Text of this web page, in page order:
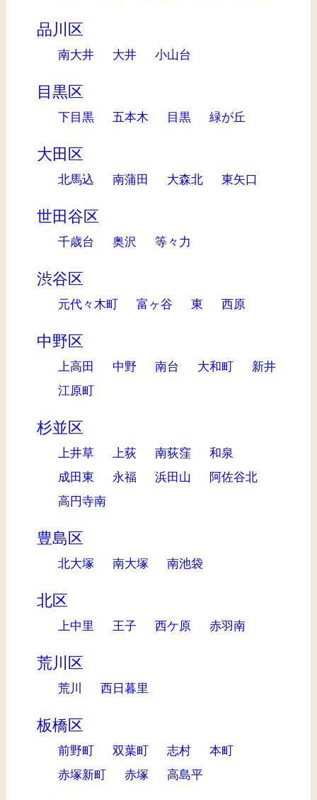
品川区
南大井 大井 小山台
目黒区
下目黒 五本木 目黒 緑が丘
大田区
北馬込 南蒲田 大森北 東矢口
世田谷区
千歳台 奥沢 等々力
渋谷区
元代々木町 富ヶ谷 東 西原
中野区
上高田 中野 南台 大和町
新井
江原町
杉並区
上井草 上荻 南荻窪
和泉
成田東
永福 浜田山
阿佐谷北
高円寺南
豊島区
北大塚 南大塚 南池袋
北区
上中里 王子 西ケ原 赤羽南
荒川区
荒川 西日暮里
板橋区
前野町 双葉町 志村
本町
赤塚新町
赤塚 高島平